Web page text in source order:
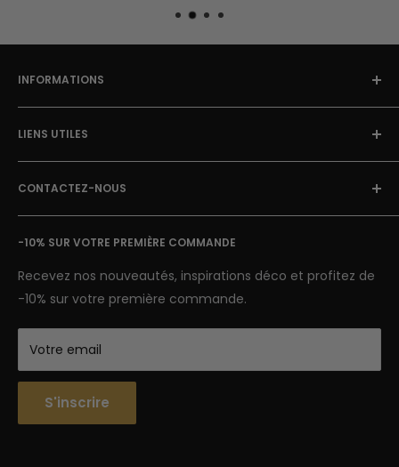
INFORMATIONS
À Propos
Blog Street Art
Politique de Retour
Mentions Légales & CGU
Conditions Générales de Vente
LIENS UTILES
FAQ
Avis clients
Suivi de colis
Nous contacter
CONTACTEZ-NOUS
E-mail: contact@street-art-galerie.com
7 jours sur 7
Semaine : 9h-18h | Week-end 9h-12h
-10% SUR VOTRE PREMIÈRE COMMANDE
Recevez nos nouveautés, inspirations déco et profitez de
-10% sur votre première commande.
Votre email
S'inscrire